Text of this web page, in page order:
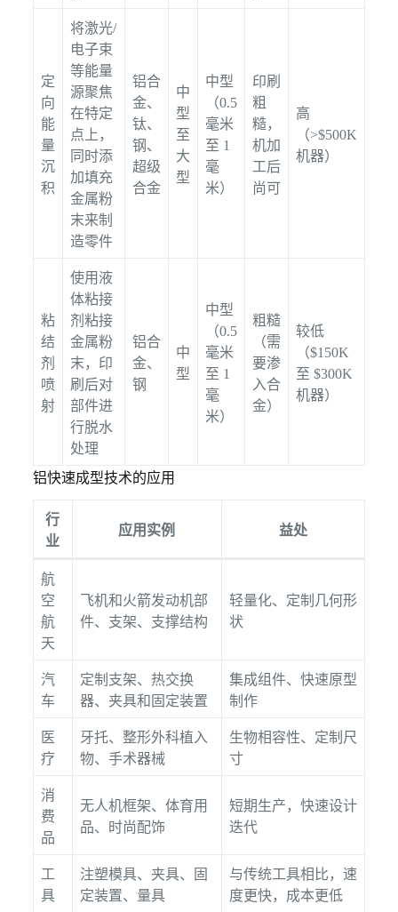
定
向
能
量
沉
积
将激光/
电子束
等能量
源聚焦
在特定
点上，
同时添
加填充
金属粉
末来制
造零件
铝合
金、
钛、
钢、
超级
合金
中
型
至
大
型
中型
（0.5
毫米
至 1
毫
米）
印刷
粗
糙，
机加
工后
尚可
高
（>$500K
机器）
粘
结
剂
喷
射
使用液
体粘接
剂粘接
金属粉
末，印
刷后对
部件进
行脱水
处理
铝合
金、
钢
中
型
中型
（0.5
毫米
至 1
毫
米）
粗糙
（需
要渗
入合
金）
较低
（$150K
至 $300K
机器）
铝快速成型技术的应用
行
业
应用实例 益处
航
空
航
天
飞机和火箭发动机部
件、支架、支撑结构
轻量化、定制几何形
状
汽
车
定制支架、热交换
器、夹具和固定装置
集成组件、快速原型
制作
医
疗
牙托、整形外科植入
物、手术器械
生物相容性、定制尺
寸
消
费
品
无人机框架、体育用
品、时尚配饰
短期生产，快速设计
迭代
工
具
注塑模具、夹具、固
定装置、量具
与传统工具相比，速
度更快，成本更低